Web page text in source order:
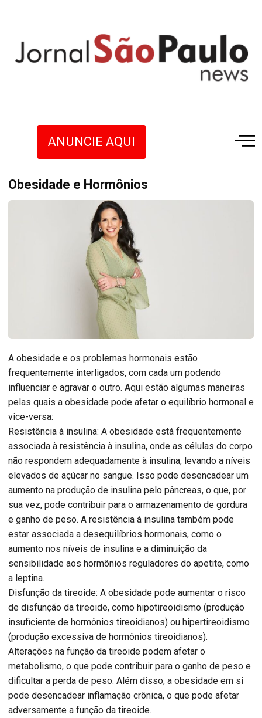
ANUNCIE AQUI
Obesidade e Hormônios
A obesidade e os problemas hormonais estão
frequentemente interligados, com cada um podendo
influenciar e agravar o outro. Aqui estão algumas maneiras
pelas quais a obesidade pode afetar o equilíbrio hormonal e
vice-versa:
Resistência à insulina: A obesidade está frequentemente
associada à resistência à insulina, onde as células do corpo
não respondem adequadamente à insulina, levando a níveis
elevados de açúcar no sangue. Isso pode desencadear um
aumento na produção de insulina pelo pâncreas, o que, por
sua vez, pode contribuir para o armazenamento de gordura
e ganho de peso. A resistência à insulina também pode
estar associada a desequilíbrios hormonais, como o
aumento nos níveis de insulina e a diminuição da
sensibilidade aos hormônios reguladores do apetite, como
a leptina.
Disfunção da tireoide: A obesidade pode aumentar o risco
de disfunção da tireoide, como hipotireoidismo (produção
insuficiente de hormônios tireoidianos) ou hipertireoidismo
(produção excessiva de hormônios tireoidianos).
Alterações na função da tireoide podem afetar o
metabolismo, o que pode contribuir para o ganho de peso e
dificultar a perda de peso. Além disso, a obesidade em si
pode desencadear inflamação crônica, o que pode afetar
adversamente a função da tireoide.